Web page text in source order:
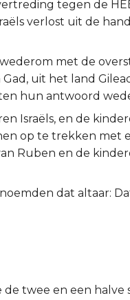
tegen de
verlost uit de
met de
uit het land
hun antwoord
Israëls, en de
op te trekken met
Ruben en de
dat altaar:
twee en een halve